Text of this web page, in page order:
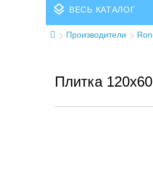
layers ВЕСЬ КАТАЛОГ
Производители
Плитка